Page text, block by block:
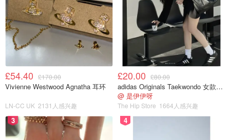
£54.40 £170.00
Vivienne Westwood Agnatha 耳环
LN-CC UK 2131人感兴趣
£20.00 £80.00
adidas Originals Taekwondo 女款黑色运动鞋
@ 是伊伊呀
The Hip Store 1664人感兴趣
3 4